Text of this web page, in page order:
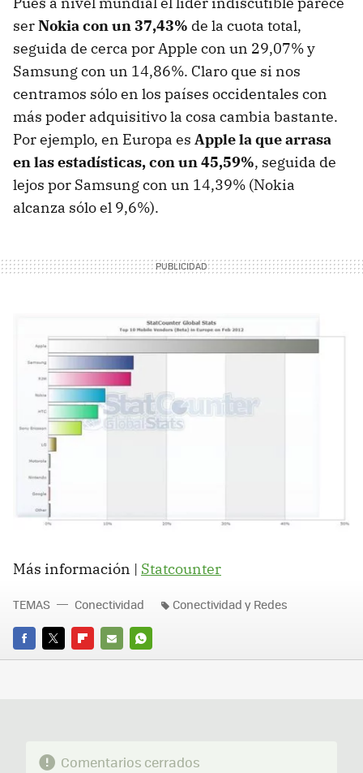
serNokia con un 37,43% de la cuota total,
seguida de cerca por Apple con un 29,07% y
Samsung con un 14,86%. Claro que si nos
centramos sólo en los países occidentales con
más poder adquisitivo la cosa cambia bastante.
Por ejemplo, en Europa es Apple la que arrasa
en las estadísticas, con un 45,59%, seguida de
lejos por Samsung con un 14,39% (Nokia
alcanza sólo el 9,6%).
Más información | Statcounter
FACEBOOK
TWITTERFLIPBOARD
E-
WHATSAPP
TEMAS Conectividad Conectividad y Redes
Comentarios cerrados